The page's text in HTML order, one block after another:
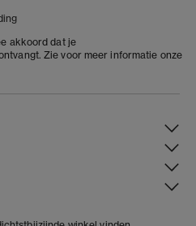
akkoord dat je
Zie voor meer informatie onze